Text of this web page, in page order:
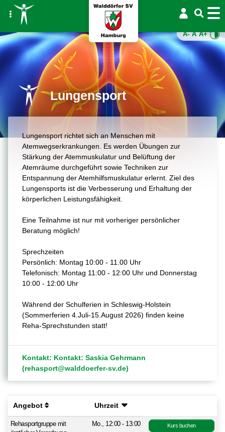
A- A A+
Lungensport
Lungensport richtet sich an Menschen mit
Atemwegserkrankungen. Es werden Übungen zur
Stärkung der Atemmuskulatur und Belüftung der
Atemräume durchgeführt sowie Techniken zur
Entspannung der Atemhilfsmuskulatur erlernt. Ziel des
Lungensports ist die Verbesserung und Erhaltung der
körperlichen Leistungsfähigkeit.
Eine Teilnahme ist nur mit vorheriger persönlicher
Beratung möglich!
Sprechzeiten
Persönlich: Montag 10:00 - 11.00 Uhr
Telefonisch: Montag 11:00 - 12:00 Uhr und Donnerstag
10:00 - 12:00 Uhr
Während der Schulferien in Schleswig-Holstein
(Sommerferien 4.Juli-15.August 2026) finden keine
Reha-Sprechstunden statt!
Kontakt: Kontakt: Saskia Gehrmann
(rehasport@walddoerfer-sv.de)
Angebot Uhrzeit
Rehasportgruppe mit
Mo., 12:00 - 13:00 Kurs buchen